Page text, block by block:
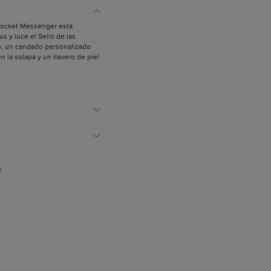
Messenger está
y luce el Sello de las
un candado personalizado
la solapa y un llavero de piel
artesanalmente.
natural.
para confeccionar
las obras más